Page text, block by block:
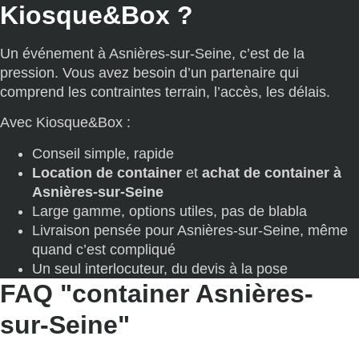
Kiosque&Box ?
Un événement à Asnières-sur-Seine, c’est de la
pression. Vous avez besoin d’un partenaire qui
comprend les contraintes terrain, l’accès, les délais.
Avec Kiosque&Box :
Conseil simple, rapide
Location de container et achat de container à
Asnières-sur-Seine
Large gamme, options utiles, pas de blabla
Livraison pensée pour Asnières-sur-Seine, même
quand c’est compliqué
Un seul interlocuteur, du devis à la pose
FAQ "container Asnières-
sur-Seine"